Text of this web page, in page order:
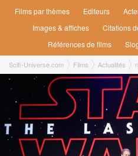
Films par thèmes
Editeurs
Images & affiches
Citations
Références de films
Scifi-Universe.com Films Actualités
Disney annonce une nouvelle trilogie Star